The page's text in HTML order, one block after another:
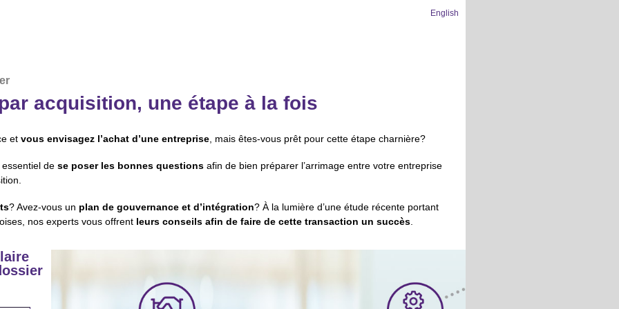
English
acquisition, une étape à la fois
et vous envisagez l’achat d’une entreprise , mais êtes-vous prêt pour cette étape charnière?
essentiel de se poser les bonnes questions afin de bien préparer l’arrimage entre votre entreprise
? Avez-vous un plan de gouvernance et d’intégration? À la lumière d’une étude récente portant
nos experts vous offrent leurs conseils afin de faire de cette transaction un succès